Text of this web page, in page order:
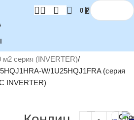
0 ₽
серия (INVERTER)
W/1U25HQJ1FRA (серия
INVERTER)